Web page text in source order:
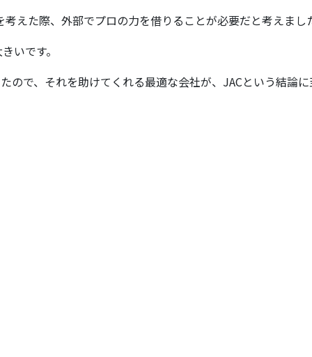
えた際、外部でプロの力を借りる ことが必要だと考えまし
いです。
で、それを助けてくれる最適な会社が、JACという結論